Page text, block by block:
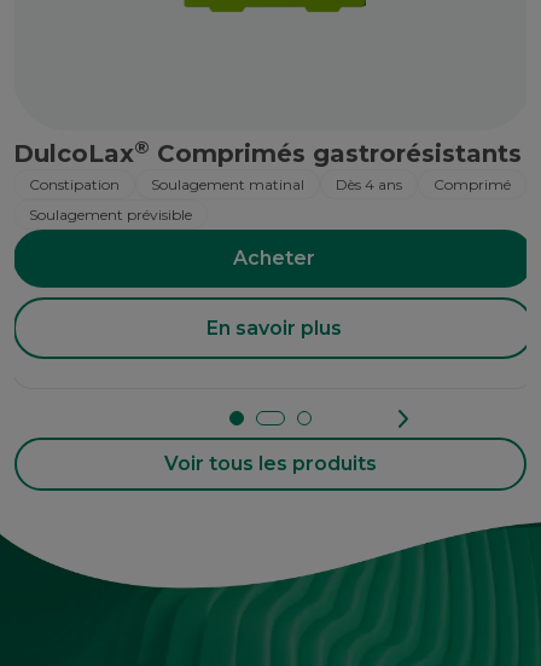
DulcoLax® Comprimés gastrorésistants
Constipation Soulagement matinal Dès 4 ans
Comprimé
Soulagement prévisible
Acheter
En savoir plus
Voir tous les produits